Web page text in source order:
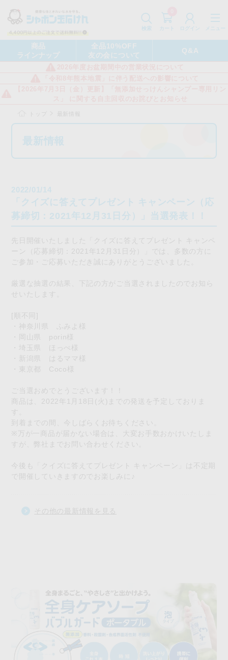
ログイン
検索 メニュー
商品
ラインナップ
全品10%OFF
友の会について
Q&A
最新情報
「クイズに答えてプレゼント キャンペーン（応
募締切：2021年12月31日分）」当選発表！！
2022/01/14
先日開催いたしました「クイズに答えてプレゼント キャンペ
ーン（応募締切：2021年12月31日分）」では、多数の方に
ご参加・ご応募いただき誠にありがとうございました。
厳選な抽選の結果、下記の方がご当選されましたのでお知ら
せいたします。
[順不同]
・神奈川県 ふみよ様
・岡山県 porin様
・埼玉県 ほっぺ様
・新潟県 はるママ様
・東京都 Coco様
ご当選おめでとうございます！！
商品は、2022年1月18日(火)までの発送を予定しておりま
す。
到着までの間、今しばらくお待ちください。
※万が一商品が届かない場合は、大変お手数おかけいたしま
すが、弊社までお問い合わせください。
今後も「クイズに答えてプレゼント キャンペーン」は不定期
で開催していきますのでお楽しみに♪
その他の最新情報を見る